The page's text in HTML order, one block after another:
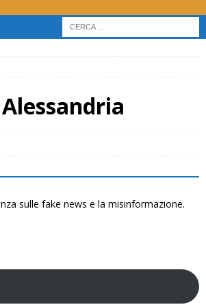
sulle fake news e la misinformazione.